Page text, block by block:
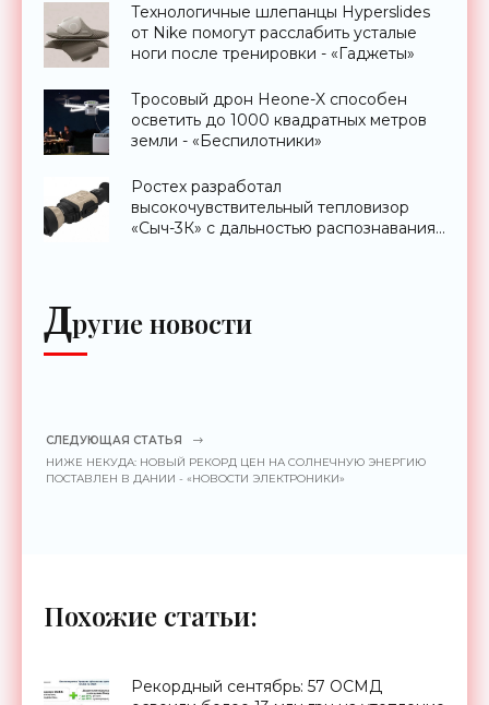
Технологичные шлепанцы Hyperslides
от Nike помогут расслабить усталые
ноги после тренировки - «Гаджеты»
Тросовый дрон Heone-X способен
осветить до 1000 квадратных метров
земли - «Беспилотники»
Ростех разработал
высокочувствительный тепловизор
«Сыч-3К» с дальностью распознавания
Другие новости
СЛЕДУЮЩАЯ СТАТЬЯ
НИЖЕ НЕКУДА: НОВЫЙ РЕКОРД ЦЕН НА СОЛНЕЧНУЮ ЭНЕРГИЮ
ПОСТАВЛЕН В ДАНИИ - «НОВОСТИ ЭЛЕКТРОНИКИ»
Похожие статьи:
Рекордный сентябрь: 57 ОСМД